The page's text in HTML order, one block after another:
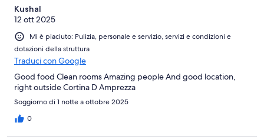
Kushal
12 ott 2025
Mi è piaciuto: Pulizia, personale e servizio, servizi e condizioni e
dotazioni della struttura
Traduci con Google
Good food Clean rooms Amazing people And good location,
right outside Cortina D Amprezza
Soggiorno di 1 notte a ottobre 2025
0